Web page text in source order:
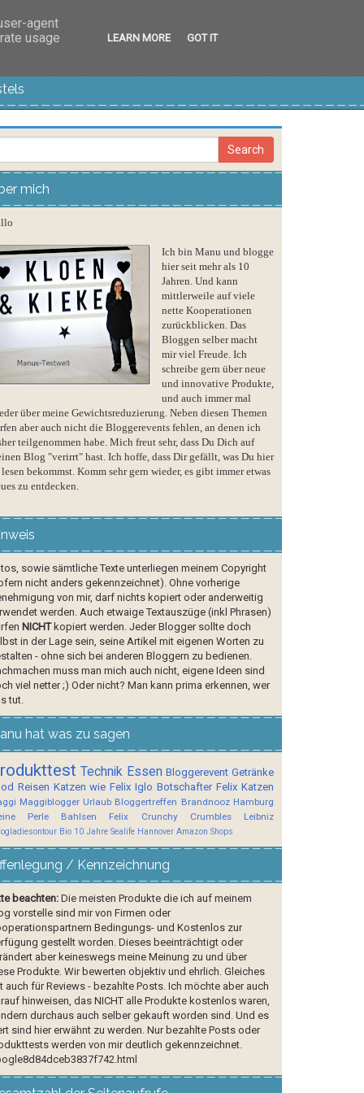
mich
Ich bin Manu und blogge
hier seit mehr als 10
Jahren. Und kann
mittlerweile auf viele
nette Kooperationen
zurückblicken. Das
Bloggen selber macht
mir viel Freude. Ich
schreibe gern über neue
und innovative Produkte,
und auch immer mal
über meine Gewichtsreduzierung. Neben diesen Themen
aber auch nicht die Bloggerevents fehlen, an denen ich
teilgenommen habe. Mich freut sehr, dass Du Dich auf
Blog "verirrt" hast. Ich hoffe, dass Dir gefällt, was Du hier
bekommst. Komm sehr gern wieder, es gibt immer etwas
zu entdecken.
sowie sämtliche Texte unterliegen meinem Copyright
nicht anders gekennzeichnet). Ohne vorherige
von mir, darf nichts kopiert oder anderweitig
werden. Auch etwaige Textauszüge (inkl Phrasen)
NICHTkopiert werden. Jeder Blogger sollte doch
in der Lage sein, seine Artikel mit eigenen Worten zu
- ohne sich bei anderen Bloggern zu bedienen.
muss man mich auch nicht, eigene Ideen sind
viel netter ;) Oder nicht? Man kann prima erkennen, wer
tut.
hat was zu sagen
Technik Essen Bloggerevent Getränke
Reisen Katzen wie Felix Iglo Botschafter Felix Katzen
Maggiblogger Urlaub Bloggertreffen Brandnooz Hamburg
Perle
Bahlsen Felix Crunchy Crumbles Leibniz
Bio 10 Jahre Sealife Hannover Amazon Shops
/ Kennzeichnung
beachten:Die meisten Produkte die ich auf meinem
vorstelle sind mir von Firmen oder
Bedingungs- und Kostenlos zur
gestellt worden. Dieses beeinträchtigt oder
aber keineswegs meine Meinung zu und über
Produkte. Wir bewerten objektiv und ehrlich. Gleiches
auch für Reviews - bezahlte Posts. Ich möchte aber auch
hinweisen, das NICHT alle Produkte kostenlos waren,
durchaus auch selber gekauft worden sind. Und es
sind hier erwähnt zu werden. Nur bezahlte Posts oder
werden von mir deutlich gekennzeichnet.
agent
usage
LEARN MORE GOT IT